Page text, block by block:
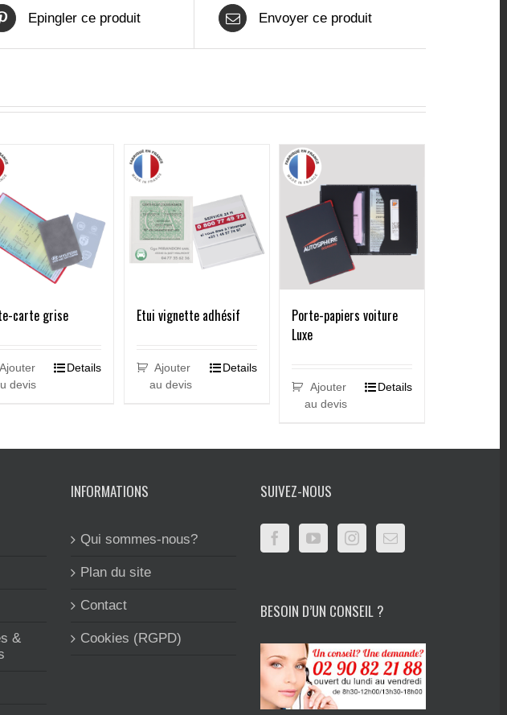
Epingler ce produit Envoyer ce produit
carte grise
Ajouter
devis
Details
Etui vignette adhésif
Ajouter
au devis
Details
Porte-papiers voiture
Luxe
Ajouter
au devis
Details
&
INFORMATIONS
Qui sommes-nous?
Plan du site
Contact
Cookies (RGPD)
SUIVEZ-NOUS
BESOIN D’UN CONSEIL ?